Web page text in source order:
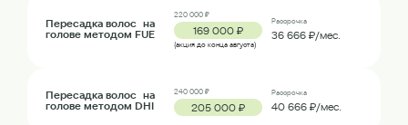
Пересадка волос на
голове методом FUE
220 000 ₽
169 000 ₽
(акция до конца августа)
Рассрочка
36 666 ₽/мес.
Пересадка волос на
голове методом DHI
240 000 ₽
205 000 ₽
Рассрочка
40 666 ₽/мес.